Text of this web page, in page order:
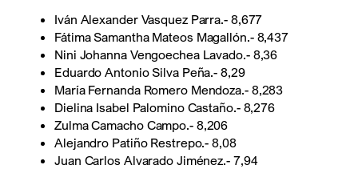
Iván Alexander Vasquez Parra.- 8,677
Fátima Samantha Mateos Magallón.- 8,437
Nini Johanna Vengoechea Lavado.- 8,36
Eduardo Antonio Silva Peña.- 8,29
María Fernanda Romero Mendoza.- 8,283
Dielina Isabel Palomino Castaño.- 8,276
Zulma Camacho Campo.- 8,206
Alejandro Patiño Restrepo.- 8,08
Juan Carlos Alvarado Jiménez.- 7,94